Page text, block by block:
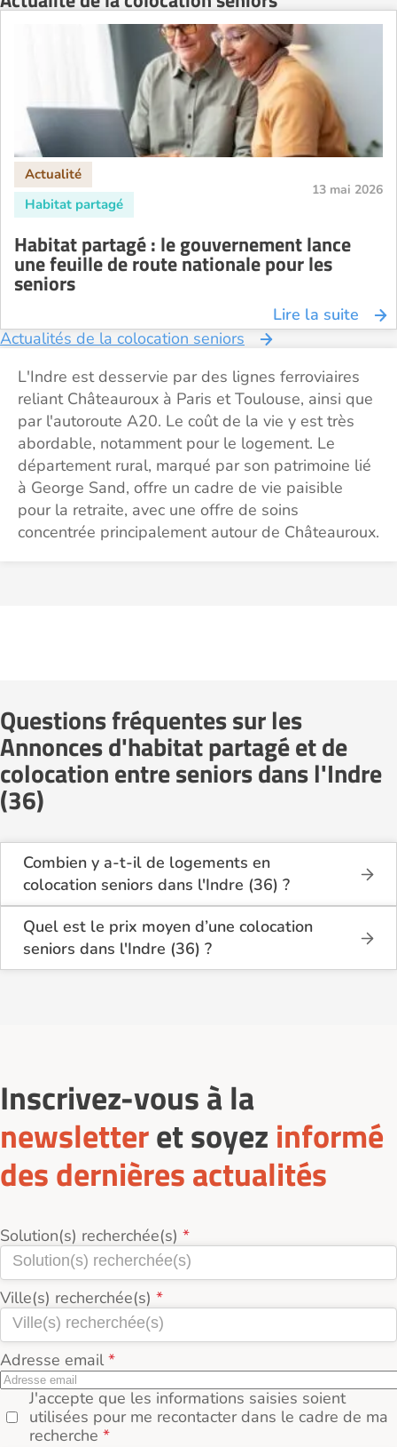
13 mai 2026
Habitat partagé : le gouvernement lance
une feuille de route nationale pour les
seniors
Lire la suite
Actualités de la colocation seniors
L'Indre est desservie par des lignes ferroviaires
reliant Châteauroux à Paris et Toulouse, ainsi que
par l'autoroute A20. Le coût de la vie y est très
abordable, notamment pour le logement. Le
département rural, marqué par son patrimoine lié
à George Sand, offre un cadre de vie paisible
pour la retraite, avec une offre de soins
concentrée principalement autour de Châteauroux.
Questions fréquentes sur les
Annonces d'habitat partagé et de
colocation entre seniors dans l'Indre
(36)
Combien y a-t-il de logements en
colocation seniors dans l'Indre (36) ?
Sur Logement-seniors.com, on recense actuellement
1 offres de colocation seniors dans l'Indre (36) en
2026. Ces logements se situent dans différents
quartiers, à proximité des commerces, des
Quel est le prix moyen d’une colocation
seniors dans l'Indre (36) ?
Le coût d’une colocation seniors dans l'Indre (36)
Inscrivez-vous à la
newsletteret soyez informé
des dernières actualités
Solution(s) recherchée(s)
Ville(s) recherchée(s)
Adresse email
J'accepte que les informations saisies soient
utilisées pour me recontacter dans le cadre de ma
recherche